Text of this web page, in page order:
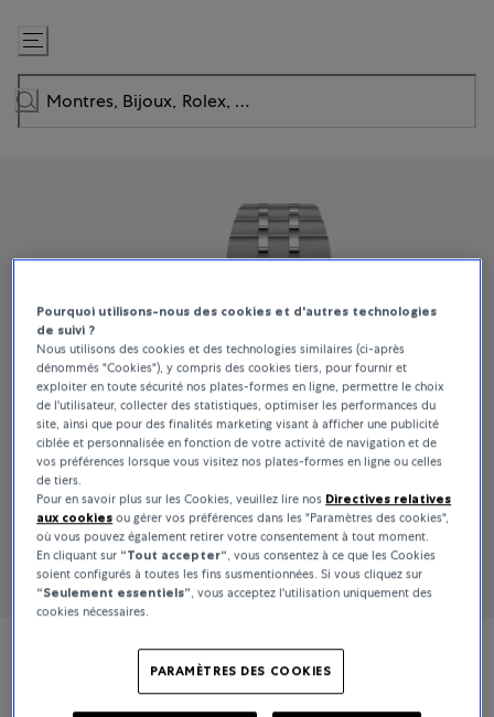
Passer
au
contenu
Pourquoi utilisons-nous des cookies et d'autres technologies
de suivi ?
Nous utilisons des cookies et des technologies similaires (ci-après
dénommés "Cookies"), y compris des cookies tiers, pour fournir et
exploiter en toute sécurité nos plates-formes en ligne, permettre le choix
de l'utilisateur, collecter des statistiques, optimiser les performances du
site, ainsi que pour des finalités marketing visant à afficher une publicité
ciblée et personnalisée en fonction de votre activité de navigation et de
vos préférences lorsque vous visitez nos plates-formes en ligne ou celles
de tiers.
Pour en savoir plus sur les Cookies, veuillez lire nos Directives relatives
aux cookies ou gérer vos préférences dans les "Paramètres des cookies",
où vous pouvez également retirer votre consentement à tout moment.
En cliquant sur “Tout accepter“ , vous consentez à ce que les Cookies
soient configurés à toutes les fins susmentionnées. Si vous cliquez sur
“Seulement essentiels” , vous acceptez l'utilisation uniquement des
cookies nécessaires.
PARAMÈTRES DES COOKIES